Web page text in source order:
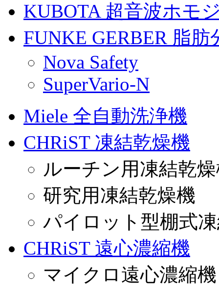
KUBOTA 超音波ホモ
FUNKE GERBER 脂
Nova Safety
SuperVario-N
Miele 全自動洗浄機
CHRiST 凍結乾燥機
ルーチン用凍結乾
研究用凍結乾燥機
パイロット型棚式
CHRiST 遠心濃縮機
マイクロ遠心濃縮機